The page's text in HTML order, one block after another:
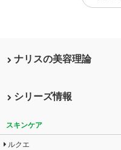
また、お客様の同意に基
ないよう管理を徹底いた
置き、適切な管理を行い
ては、正確かつ最新の内
ナリスの美容理論
シリーズ情報
スキンケア
ルクエ